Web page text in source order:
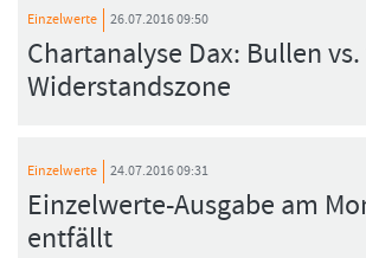
Einzelwerte 26.07.2016 09:50
Chartanalyse Dax: Bullen
Widerstandszone
Einzelwerte 24.07.2016 09:31
Einzelwerte-Ausgabe am
entfällt